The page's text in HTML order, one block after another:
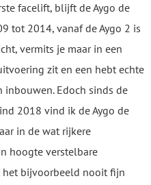
facelift, blijft de Aygo de
tot 2014, vanaf de Aygo 2 is
vermits je maar in een
zit en een hebt echte
Edoch sinds de
2018 vind ik de Aygo de
in de wat rijkere
hoogte verstelbare
bijvoorbeeld nooit fijn